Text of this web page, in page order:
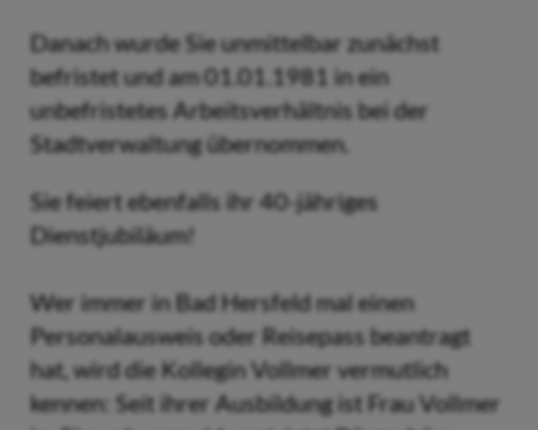
Danach wurde Sie unmittelbar zunächst
befristet und am 01.01.1981 in ein
unbefristetes Arbeitsverhältnis bei der
Stadtverwaltung übernommen.
Sie feiert ebenfalls ihr 40-jähriges
Dienstjubiläum!
Wer immer in Bad Hersfeld mal einen
Personalausweis oder Reisepass beantragt
hat, wird die Kollegin Vollmer vermutlich
kennen: Seit ihrer Ausbildung ist Frau Vollmer